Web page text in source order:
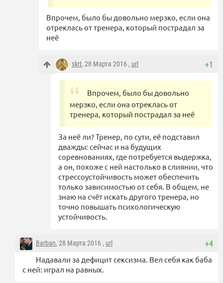
Впрочем, было бы довольно мерзко, если она
отреклась от тренера, который пострадал за
неё
+1
skrt, 28 Марта 2016 , url
Впрочем, было бы довольно
мерзко, если она отреклась от
тренера, который пострадал за неё
За неё ли? Тренер, по сути, её подставил
дважды: сейчас и на будущих
соревнованиях, где потребуется выдержка,
а он, похоже с ней настолько в слиянии, что
стрессоустойчивость может обеспечить
только зависимостью от себя. В общем, не
знаю на счёт искать другого тренера, но
точно повышать психологическую
устойчивость.
+4
Barban, 28 Марта 2016 , url
Надавали за дефицит сексизма. Вел себя как баба
с ней: играл на равных.